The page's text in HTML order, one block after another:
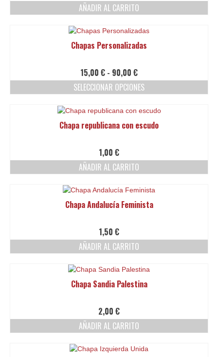
AÑADIR AL CARRITO
Chapas Personalizadas
15,00 € - 90,00 €Rango
de
precios:
15,00 €
hasta
90,00 €
SELECCIONAR OPCIONES
producto
múltiples
Las
opciones
se
pueden
elegir
la
producto
Chapa republicana con escudo
1,00 €
AÑADIR AL CARRITO
Chapa Andalucía Feminista
1,50 €
AÑADIR AL CARRITO
Chapa Sandia Palestina
2,00 €
AÑADIR AL CARRITO